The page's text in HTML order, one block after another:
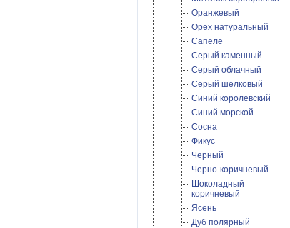
Оранжевый
Орех натуральный
Сапеле
Серый каменный
Серый облачный
Серый шелковый
Синий королевский
Синий морской
Сосна
Фикус
Черный
Черно-коричневый
Шоколадный
коричневый
Ясень
Дуб полярный